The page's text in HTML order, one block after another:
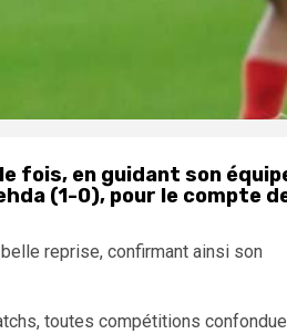
fois, en guidant son
(1-0), pour le compte
reprise, confirmant ainsi son
toutes compétitions